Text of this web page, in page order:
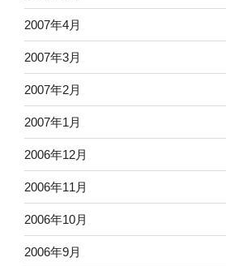
2007年4月
2007年3月
2007年2月
2007年1月
2006年12月
2006年11月
2006年10月
2006年9月